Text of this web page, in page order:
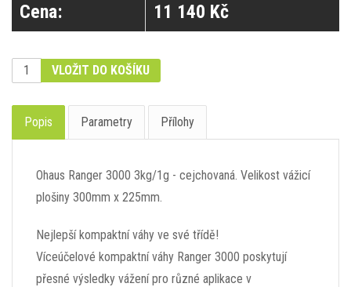
Cena: 11 140 Kč
VLOŽIT DO KOŠÍKU
Popis Parametry Přílohy
Ohaus Ranger 3000 3kg/1g - cejchovaná. Velikost vážicí
plošiny 300mm x 225mm.
Nejlepší kompaktní váhy ve své třídě!
Víceúčelové kompaktní váhy Ranger 3000 poskytují
přesné výsledky vážení pro různé aplikace v